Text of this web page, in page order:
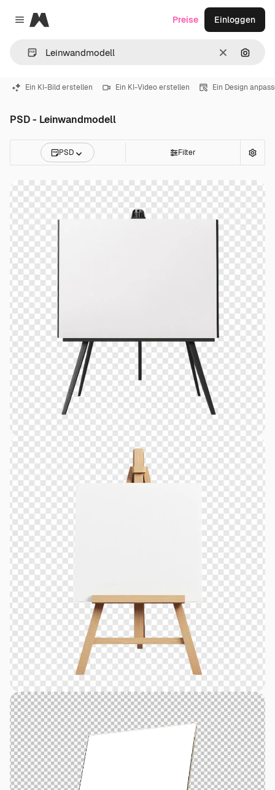
Close menu
Magnific
LöschenNach
Preise Einloggen
Ein KI-Bild erstellen Ein KI-Video erstellen Ein Design
PSD - Leinwandmodell
PSD Filter